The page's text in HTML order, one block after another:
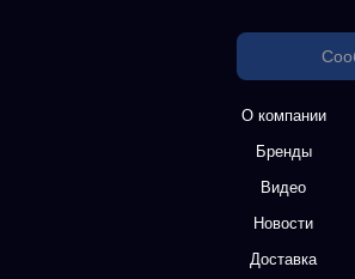
О компании
Бренды
Видео
Новости
Доставка